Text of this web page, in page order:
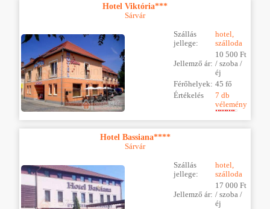
Hotel Viktória***
Sárvár
Szállás
jellege:
hotel,
szálloda
Jellemző ár:
10 500 Ft
/ szoba /
éj
Férőhelyek: 45 fő
Értékelés
7 db
vélemény
Hotel Bassiana****
Sárvár
Szállás
jellege:
hotel,
szálloda
Jellemző ár:
17 000 Ft
/ szoba /
éj